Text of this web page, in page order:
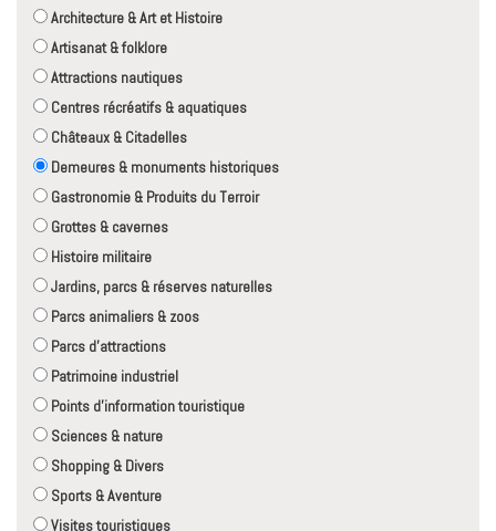
Architecture & Art et Histoire
Artisanat & folklore
Attractions nautiques
Centres récréatifs & aquatiques
Châteaux & Citadelles
Demeures & monuments historiques
Gastronomie & Produits du Terroir
Grottes & cavernes
Histoire militaire
Jardins, parcs & réserves naturelles
Parcs animaliers & zoos
Parcs d'attractions
Patrimoine industriel
Points d'information touristique
Sciences & nature
Shopping & Divers
Sports & Aventure
Visites touristiques